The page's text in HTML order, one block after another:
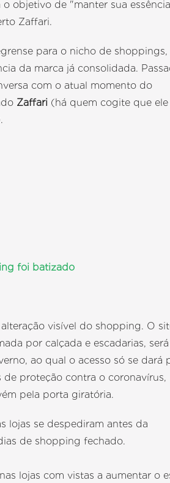
o objetivo de "manter sua
Zaffari.
para o nicho de shoppings,
da marca já consolidada.
com o atual momento do
Zaffari (há quem cogite que ele
foi batizado
visível do shopping. O
por calçada e escadarias, será
ao qual o acesso só se dará
de proteção contra o coronavírus,
pela porta giratória.
lojas se despediram antes da
de shopping fechado.
lojas com vistas a aumentar o